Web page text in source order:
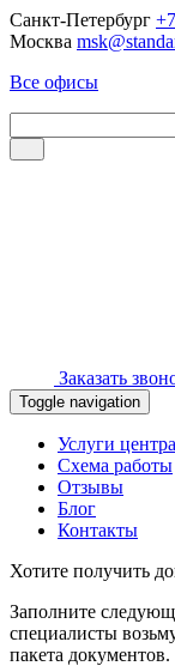
Санкт-Петербург
Москва
Все офисы
Заказать
Toggle navigation
Услуги центра
Схема работы
Отзывы
Блог
Контакты
Хотите получить
Заполните
специалисты
пакета документов.